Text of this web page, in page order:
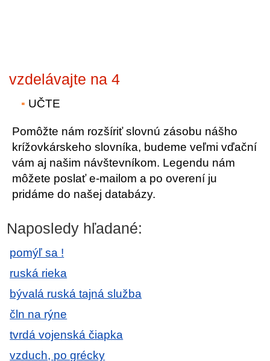
vzdelávajte na 4
UČTE
Pomôžte nám rozšíriť slovnú zásobu nášho
krížovkárskeho slovníka, budeme veľmi vďační
vám aj našim návštevníkom. Legendu nám
môžete poslať e-mailom a po overení ju
pridáme do našej databázy.
Naposledy hľadané:
pomýľ sa !
ruská rieka
bývalá ruská tajná služba
čln na rýne
tvrdá vojenská čiapka
vzduch, po grécky